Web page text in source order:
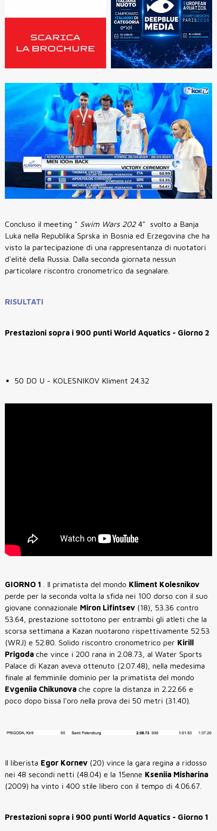
Concluso il meeting " Swim Wars 202 4" svolto a Banja
Luka nella Republika Sprska in Bosnia ed Erzegovina che ha
visto la partecipazione di una rappresentanza di nuotatori
d'elitè della Russia. Dalla seconda giornata nessun
particolare riscontro cronometrico da segnalare.
RISULTATI
Prestazioni sopra i 900 punti World Aquatics - Giorno 2
50 DO U - KOLESNIKOV Kliment 24.32
GIORNO 1 . Il primatista del mondo Kliment Kolesnikov
perde per la seconda volta la sfida nei 100 dorso con il suo
giovane connazionale Miron Lifintsev (18), 53.36 contro
53.64, prestazione sottotono per entrambi gli atleti che la
scorsa settimana a Kazan nuotarono rispettivamente 52.53
(WRJ) e 52.80. Solido riscontro cronometrico per Kirill
Prigoda che vince i 200 rana in 2.08.73, al Water Sports
Palace di Kazan aveva ottenuto (2.07.48), nella medesima
finale al femminile dominio per la primatista del mondo
Evgeniia Chikunova che copre la distanza in 2.22.66 e
poco dopo bissa l'oro nella prova dei 50 metri (31.40).
Il liberista Egor Kornev (20) vince la gara regina a ridosso
nei 48 secondi netti (48.04) e la 15enne Kseniia Misharina
(2009) ha vinto i 400 stile libero con il tempo di 4.06.67.
Prestazioni sopra i 900 punti World Aquatics - Giorno 1